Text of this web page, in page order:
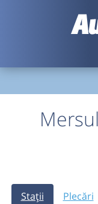
Stații Plecări